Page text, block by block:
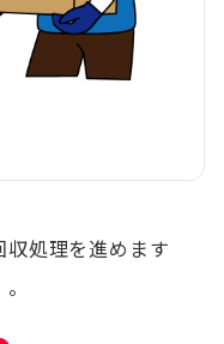
収処理を進めます